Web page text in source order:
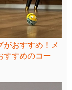
がおすすめ！メ
すすめのコー